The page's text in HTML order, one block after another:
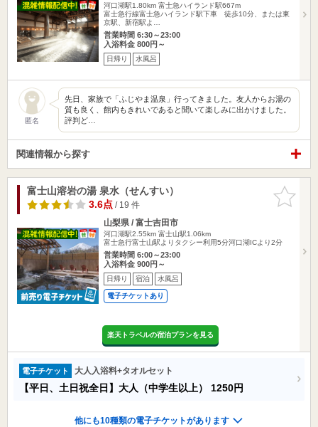
河口湖駅1.80km 富士急ハイランド駅667m
富士急行線富士急ハイランド駅下車 徒歩10分、または東
京駅、新宿駅よ…
営業時間 6:30～23:00
入浴料金 800円～
日帰り 水風呂
匿名
先日、家族で「ふじやま温泉」行ってきました。友人からお湯の
質も良く、館内もきれいであると聞いて楽しみに出かけました。
評判ど…
関連情報から探す
お気に入
りに追加
富士山溶岩の湯 泉水（せんすい）
3.6点/ 19 件
山梨県 / 富士吉田市
河口湖駅2.55km 富士山駅1.06km
富士急行富士山駅よりタクシー利用5分河口湖ICより2分
営業時間 6:00～23:00
入浴料金 900円～
日帰り 宿泊 水風呂
電子チケットあり
楽天トラベルの宿泊プランを見る
電子チケット 大人入浴料+タオルセット
【平日、土日祝全日】大人（中学生以上） 1250円
他にも10種類の電子チケットがあります